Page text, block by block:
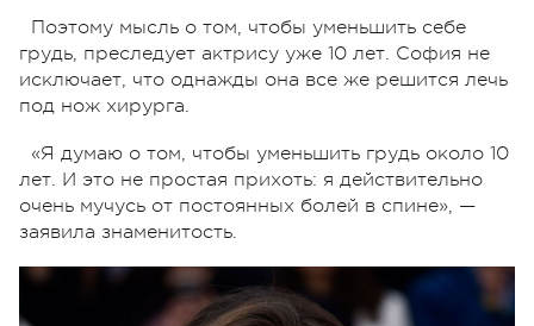
Поэтому мысль о том, чтобы уменьшить себе
грудь, преследует актрису уже 10 лет. София не
исключает, что однажды она все же решится лечь
под нож хирурга.
«Я думаю о том, чтобы уменьшить грудь около 10
лет. И это не простая прихоть: я действительно
очень мучусь от постоянных болей в спине», —
заявила знаменитость.